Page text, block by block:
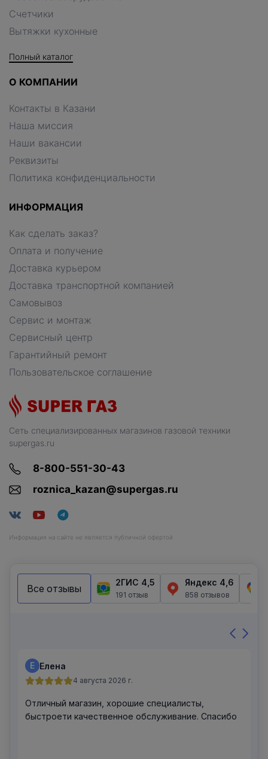
Сеть специализированных магазинов газовой техники
supergas.ru
8-800-551-30-43
roznica_kazan@supergas.ru
Информация на сайте не является публичной офертой
Счетчики
Вытяжки кухонные
Полный каталог
О КОМПАНИИ
Контакты в Казани
Наша миссия
Наши вакансии
Реквизиты
Политика конфиденциальности
ИНФОРМАЦИЯ
Как сделать заказ?
Оплата и получение
Доставка курьером
Доставка транспортной компанией
Самовывоз
Сервис и монтаж
Сервисный центр
Гарантийный ремонт
Пользовательское соглашение